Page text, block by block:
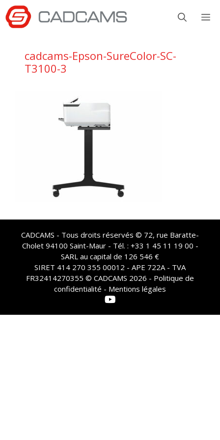
Aller
au
contenu
cadcams-Epson-SureColor-SC-
T3100-3
CADCAMS - Tous droits réservés © 72, rue Baratte-
Cholet 94100 Saint-Maur - Tél. : +33 1 45 11 19 00 -
SARL au capital de 126 546 €
SIRET 414 270 355 00012 - APE 722A - TVA
FR32414270355 © CADCAMS 2026 - Politique de
confidentialité - Mentions légales